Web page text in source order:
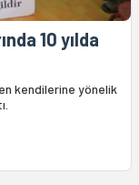
10 yılda
kendilerine yönelik